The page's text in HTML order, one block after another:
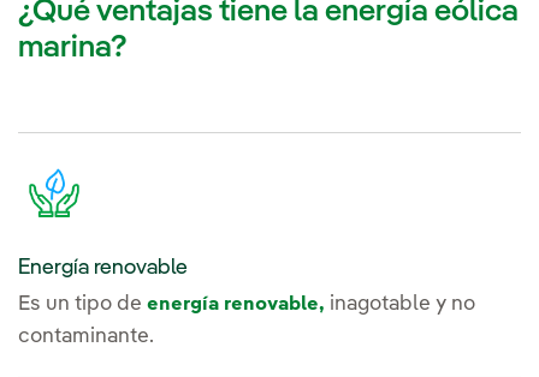
¿Qué ventajas tiene la energía eólica
marina?
Energía renovable
Es un tipo de energía renovable, inagotable y no
contaminante.